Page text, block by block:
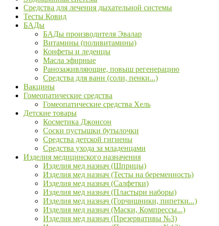
Средства для лечения дыхательной системы
Тесты Ковид
БАДы
БАДы производителя Эвалар
Витамины (поливитамины)
Конфеты и леденцы
Масла эфирные
Ранозаживляющие, повыш регенерацию
Средства для ванн (соли, пенки...)
Вакцины
Гомеопатические средства
Гомеопатические средства Хель
Детские товары
Косметика Джонсон
Соски пустышки бутылочки
Средства детской гигиены
Средства ухода за младенцами
Изделия медицинского назначения
Изделия мед назнач (Шприцы)
Изделия мед назнач (Тесты на беременность)
Изделия мед назнач (Салфетки)
Изделия мед назнач (Пластыри наборы)
Изделия мед назнач (Горчишники, пипетки...)
Изделия мед назнач (Маски, Компрессы...)
Изделия мед назнач (Презервативы №3)